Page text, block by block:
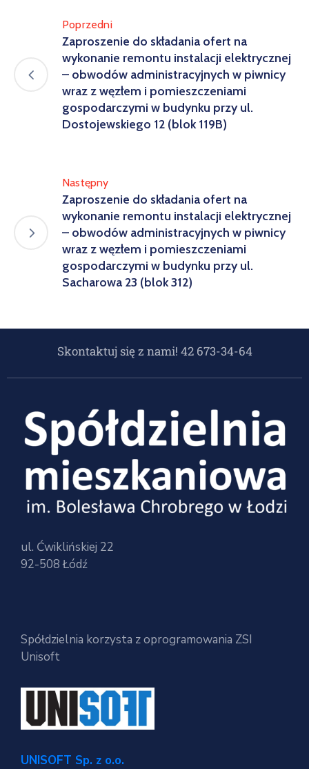
Poprzedni
Zaproszenie do składania ofert na
wykonanie remontu instalacji elektrycznej
– obwodów administracyjnych w piwnicy
wraz z węzłem i pomieszczeniami
gospodarczymi w budynku przy ul.
Dostojewskiego 12 (blok 119B)
Następny
Zaproszenie do składania ofert na
wykonanie remontu instalacji elektrycznej
– obwodów administracyjnych w piwnicy
wraz z węzłem i pomieszczeniami
gospodarczymi w budynku przy ul.
Sacharowa 23 (blok 312)
Skontaktuj się z nami! 42 673-34-64
ul. Ćwiklińskiej 22
92-508 Łódź
Spółdzielnia korzysta z oprogramowania ZSI
Unisoft
UNISOFT Sp. z o.o.